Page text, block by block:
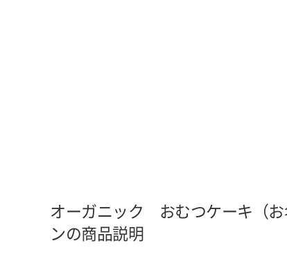
オーガニック おむつケーキ（お
ンの商品説明